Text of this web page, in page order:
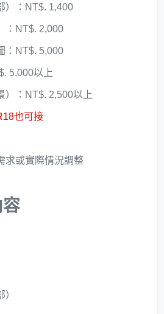
）：NT$. 1,400
：NT$. 2,000
：NT$. 5,000
5,000以上
：NT$. 2,500以上
也可接
求或實際情況調整